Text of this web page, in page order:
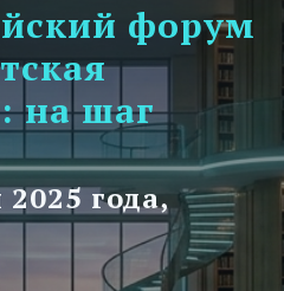
форум
на шаг
года,